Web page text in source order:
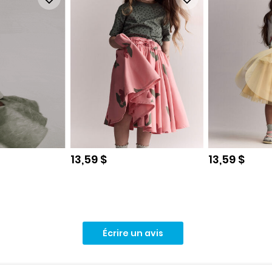
Prix de solde
13,59 $ Prix de solde
13,59 $
Écrire un avis